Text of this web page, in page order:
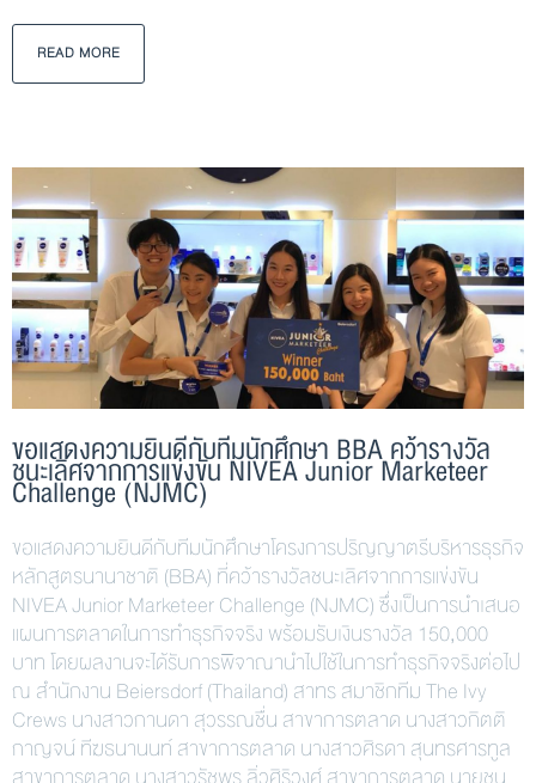
READ MORE
ขอแสดงความยินดีกับทีมนักศึกษา BBA คว้ารางวัล
ชนะเลิศจากการแข่งขัน NIVEA Junior Marketeer
Challenge (NJMC)
ขอแสดงความยินดีกับทีมนักศึกษาโครงการปริญญาตรีบริหารธุรกิจ
หลักสูตรนานาชาติ (BBA) ที่คว้ารางวัลชนะเลิศจากการแข่งขัน
NIVEA Junior Marketeer Challenge (NJMC) ซึ่งเป็นการนำเสนอ
แผนการตลาดในการทำธุรกิจจริง พร้อมรับเงินรางวัล 150,000
บาท โดยผลงานจะได้รับการพิจาณานำไปใช้ในการทำธุรกิจจริงต่อไป
ณ สำนักงาน Beiersdorf (Thailand) สาทร สมาชิกทีม The Ivy
Crews นางสาวกานดา สุวรรณชื่น สาขาการตลาด นางสาวกิตติ
กาญจน์ ทีฆธนานนท์ สาขาการตลาด นางสาวศิรดา สุนทรศารทูล